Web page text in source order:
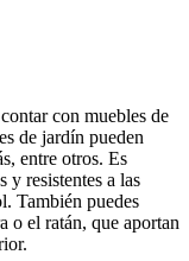
con muebles de
de jardín pueden
entre otros. Es
y resistentes a las
También puedes
o el ratán, que aportan